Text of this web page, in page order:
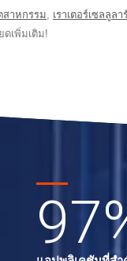
สาหกรรม เราเตอร์เซลลูล
ดเพิ่มเติม!
97